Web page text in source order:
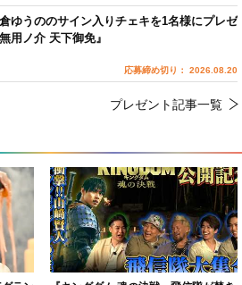
ゆうののサイン入りチェキを1名様にプレゼ
用ノ介 天下御免』
応募締め切り： 2026.08.20
プレゼント記事一覧